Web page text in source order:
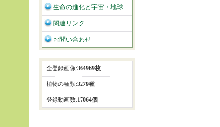
生命の進化と宇宙・地球
関連リンク
お問い合わせ
全登録画像:364969枚
植物の種類:3279種
登録動画数:17064個